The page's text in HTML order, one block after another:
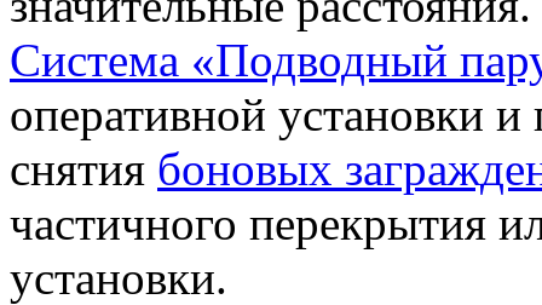
Система «Подводный
оперативной установки
снятия боновых
частичного перекрытия
установки.